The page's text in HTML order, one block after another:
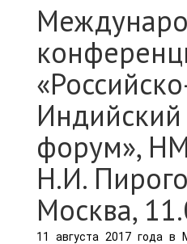
форум»,
Н.И.
Москва,
11 августа 2017 года в